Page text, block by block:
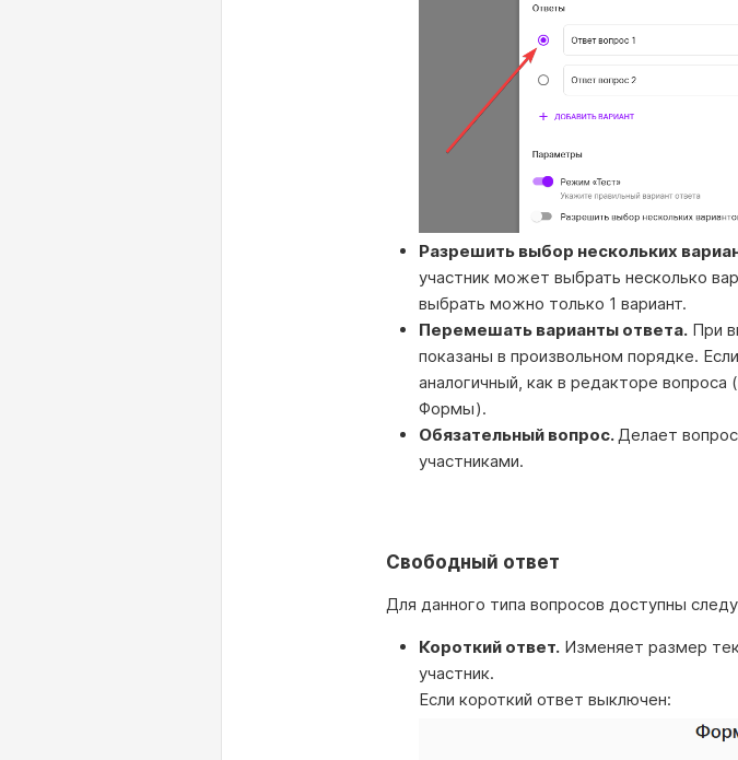
Разрешить выбор нескольких
участник может выбрать несколько
выбрать можно только 1 вариант.
Перемешать варианты ответа. При
показаны в произвольном порядке.
аналогичный, как в редакторе
Формы).
Обязательный вопрос. Делает
участниками.
Свободный ответ
Для данного типа вопросов доступны
Короткий ответ. Изменяет размер
участник.
Если короткий ответ выключен: